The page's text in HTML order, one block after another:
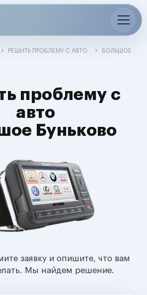
РЕШИТЬ ПРОБЛЕМУ С АВТО
БОЛЬШОЕ
проблему с
авто
Буньково
заявку и опишите, что вам
Мы найдем решение.